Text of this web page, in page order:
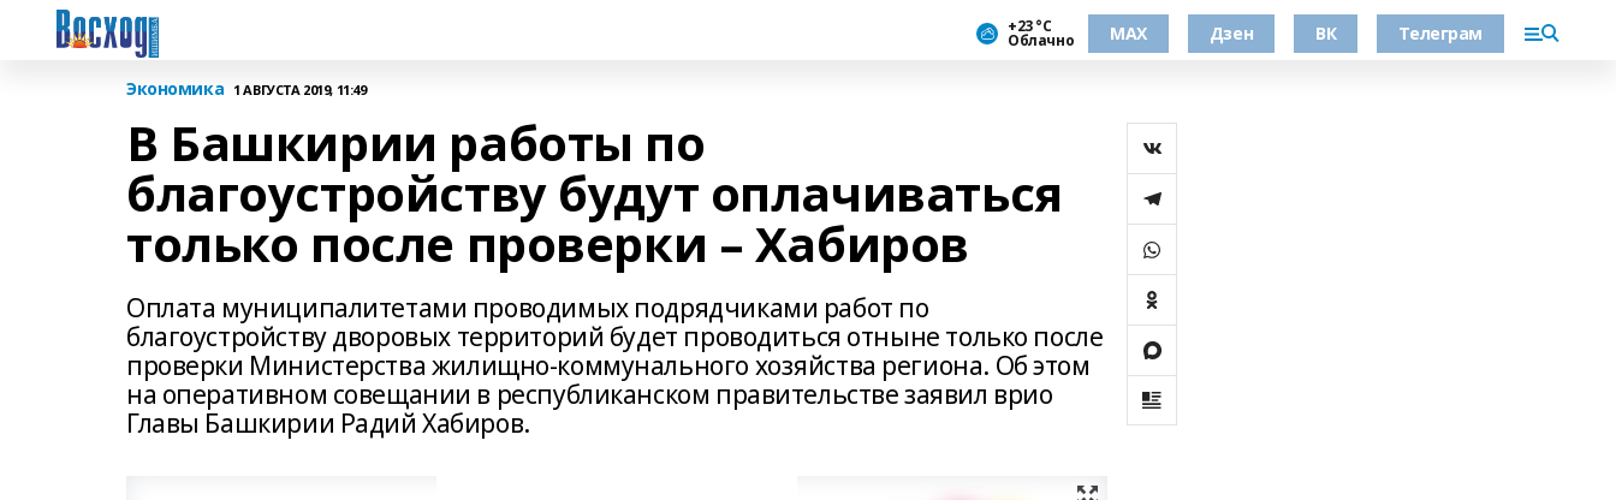
+23 °С
Облачно МАХ Дзен ВК Телеграм
Экономика 1 АВГУСТА 2019, 11:49
В Башкирии работы по
благоустройству будут оплачиваться
только после проверки – Хабиров
Оплата муниципалитетами проводимых подрядчиками работ по
благоустройству дворовых территорий будет проводиться отныне только после
проверки Министерства жилищно-коммунального хозяйства региона. Об этом
на оперативном совещании в республиканском правительстве заявил врио
Главы Башкирии Радий Хабиров.